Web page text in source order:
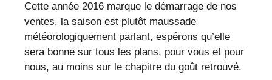
Cette année 2016 marque le démarrage de nos
ventes, la saison est plutôt maussade
météorologiquement parlant, espérons qu’elle
sera bonne sur tous les plans, pour vous et pour
nous, au moins sur le chapitre du goût retrouvé.